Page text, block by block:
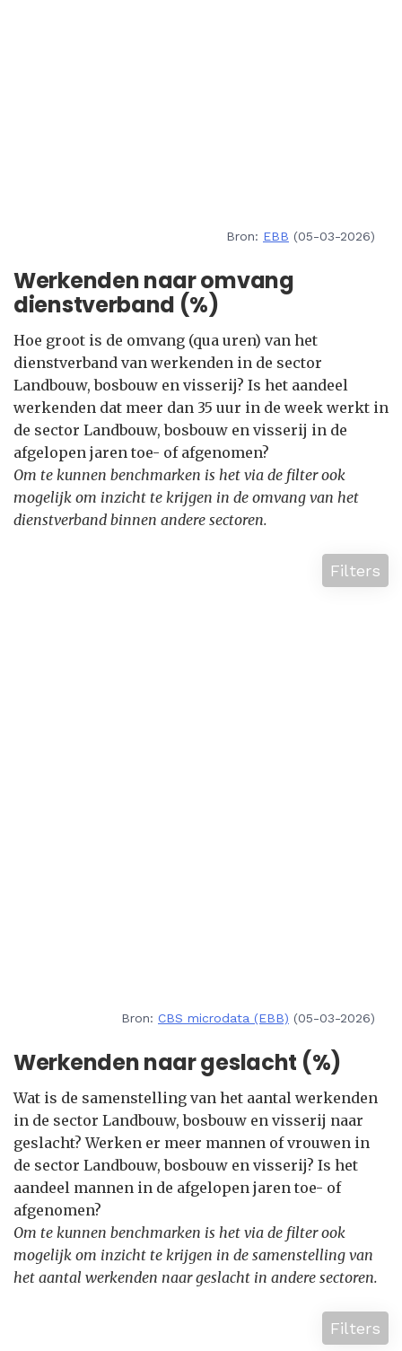
Bron: EBB (05-03-2026)
Werkenden naar omvang
dienstverband (%)
Hoe groot is de omvang (qua uren) van het
dienstverband van werkenden in de sector
Landbouw, bosbouw en visserij? Is het aandeel
werkenden dat meer dan 35 uur in de week werkt in
de sector Landbouw, bosbouw en visserij in de
afgelopen jaren toe- of afgenomen?
Om te kunnen benchmarken is het via de filter ook
mogelijk om inzicht te krijgen in de omvang van het
dienstverband binnen andere sectoren.
Filters
Bron: CBS microdata (EBB) (05-03-2026)
Werkenden naar geslacht (%)
Wat is de samenstelling van het aantal werkenden
in de sector Landbouw, bosbouw en visserij naar
geslacht? Werken er meer mannen of vrouwen in
de sector Landbouw, bosbouw en visserij? Is het
aandeel mannen in de afgelopen jaren toe- of
afgenomen?
Om te kunnen benchmarken is het via de filter ook
mogelijk om inzicht te krijgen in de samenstelling van
het aantal werkenden naar geslacht in andere sectoren.
Filters